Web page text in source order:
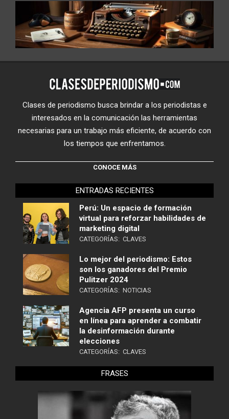
Clases de periodismo busca brindar a los periodistas e
interesados en la comunicación las herramientas
necesarias para un trabajo más eficiente, de acuerdo con
los tiempos que enfrentamos.
CONOCE MÁS
ENTRADAS RECIENTES
Perú: Un espacio de formación
virtual para reforzar habilidades de
marketing digital
CATEGORÍAS: CLAVES
Lo mejor del periodismo: Estos
son los ganadores del Premio
Pulitzer 2024
CATEGORÍAS: NOTICIAS
Agencia AFP presenta un curso
en línea para aprender a combatir
la desinformación durante
elecciones
CATEGORÍAS: CLAVES
FRASES